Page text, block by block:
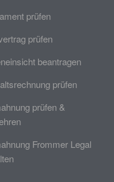
prüfen
prüfen
beantragen
prüfen
prüfen &
Frommer Legal